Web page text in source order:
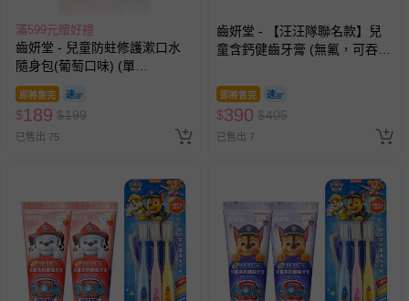
滿599元贈好禮
齒妍堂 - 兒童防蛀修護漱口水
隨身包(葡萄口味) (單
盒)-10ml*15入
即將售完
$189 $199
已售出 75
齒妍堂 - 【汪汪隊聯名款】兒
童含鈣健齒牙膏 (無氟，可吞
刷-3入
即將售完
$390 $405
已售出 7